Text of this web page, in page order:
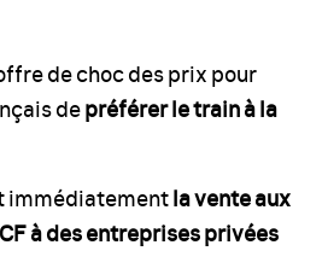
de choc des prix pour
depréférer le train à la
immédiatementla vente aux
à des entreprises privées